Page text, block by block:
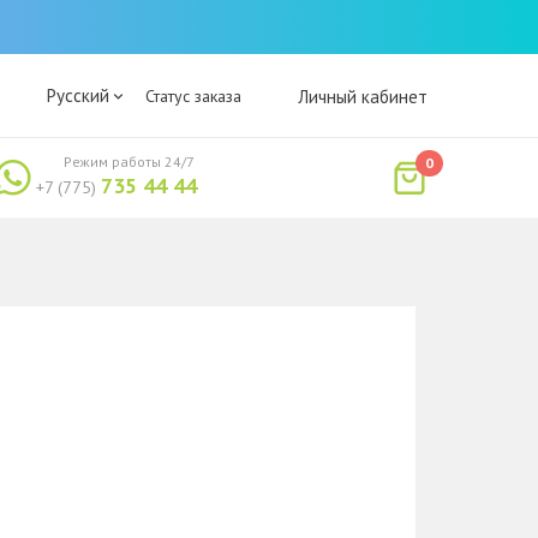
Русский Статус заказа Личный кабинет
+7 (775) 735 44 44
Режим работы 24/7 0